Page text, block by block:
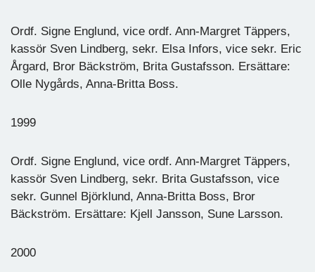
Ordf. Signe Englund, vice ordf. Ann-Margret Täppers,
kassör Sven Lindberg, sekr. Elsa Infors, vice sekr. Eric
Årgard, Bror Bäckström, Brita Gustafsson. Ersättare:
Olle Nygårds, Anna-Britta Boss.
1999
Ordf. Signe Englund, vice ordf. Ann-Margret Täppers,
kassör Sven Lindberg, sekr. Brita Gustafsson, vice
sekr. Gunnel Björklund, Anna-Britta Boss, Bror
Bäckström. Ersättare: Kjell Jansson, Sune Larsson.
2000